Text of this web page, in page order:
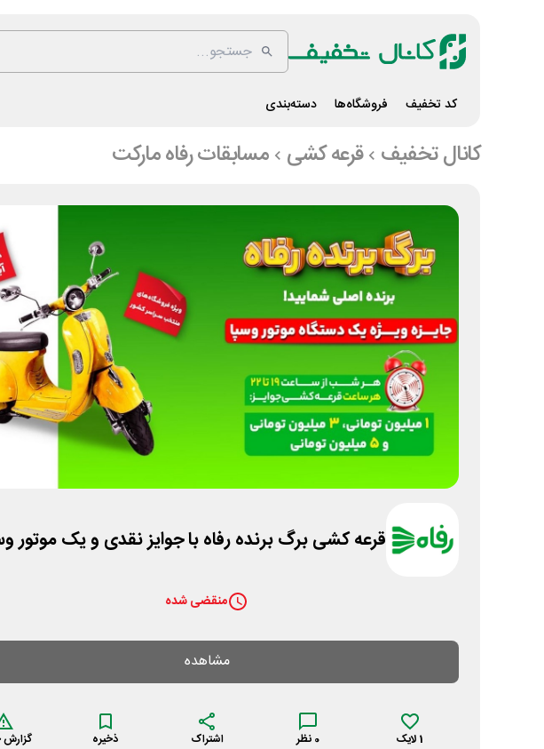
کد تخفیف فروشگاه‌ها دسته‌بندی
کانال تخفیف قرعه کشی مسابقات رفاه مارکت
قرعه کشی برگ برنده رفاه با جوایز نقدی و یک موتور
منقضی شده
مشاهده
1 لایک 0 نظر اشتراک ذخیره گزارش